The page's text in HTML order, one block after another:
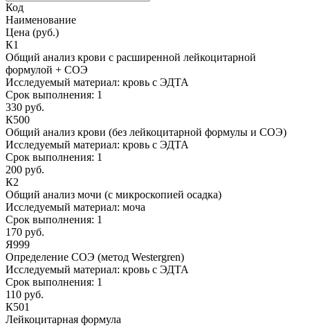
Код
Наименование
Цена (руб.)
К1
Общий анализ крови с расширенной лейкоцитарной
формулой + СОЭ
Исследуемый материал: кровь с ЭДТА
Срок выполнения: 1
330 руб.
К500
Общий анализ крови (без лейкоцитарной формулы и СОЭ)
Исследуемый материал: кровь с ЭДТА
Срок выполнения: 1
200 руб.
К2
Общий анализ мочи (с микроскопией осадка)
Исследуемый материал: моча
Срок выполнения: 1
170 руб.
Я999
Определение СОЭ (метод Westergren)
Исследуемый материал: кровь с ЭДТА
Срок выполнения: 1
110 руб.
К501
Лейкоцитарная формула